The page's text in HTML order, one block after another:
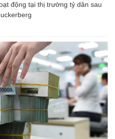
động tại thị trường tỷ dân sau